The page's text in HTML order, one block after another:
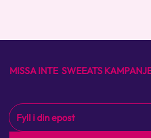
MISSA INTE SWEEATS